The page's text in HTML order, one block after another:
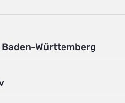
Württemberg